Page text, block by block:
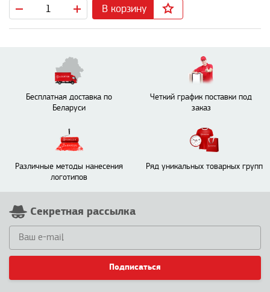
В корзину
Бесплатная доставка по
Беларуси
Четкий график поставки под
заказ
Различные методы нанесения
логотипов
Ряд уникальных товарных групп
Секретная рассылка
Подписаться